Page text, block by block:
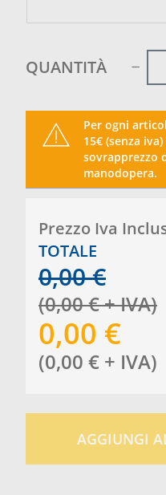
QUANTITÀ
Per ogni
15€ (senza
sovrapprezzo
manodopera.
Prezzo Iva
TOTALE
0,00 €
(0,00€+ IVA)
0,00 €
(0,00 € + IVA)
AGGIUNGI